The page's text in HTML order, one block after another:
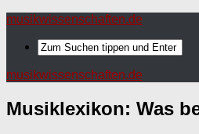
musikwissenschaften.de
musikwissenschaften.de
Musiklexikon: Was